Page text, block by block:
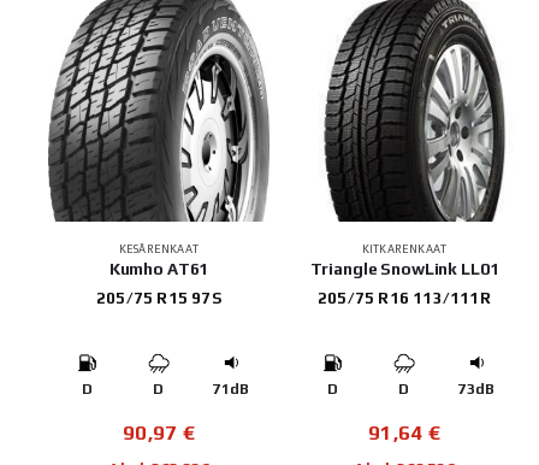
KESÄRENKAAT
Kumho AT61
205/75 R15 97S
D D 71dB
90,97 €
KITKARENKAAT
Triangle SnowLink LL01
205/75 R16 113/111R
D D 73dB
91,64 €